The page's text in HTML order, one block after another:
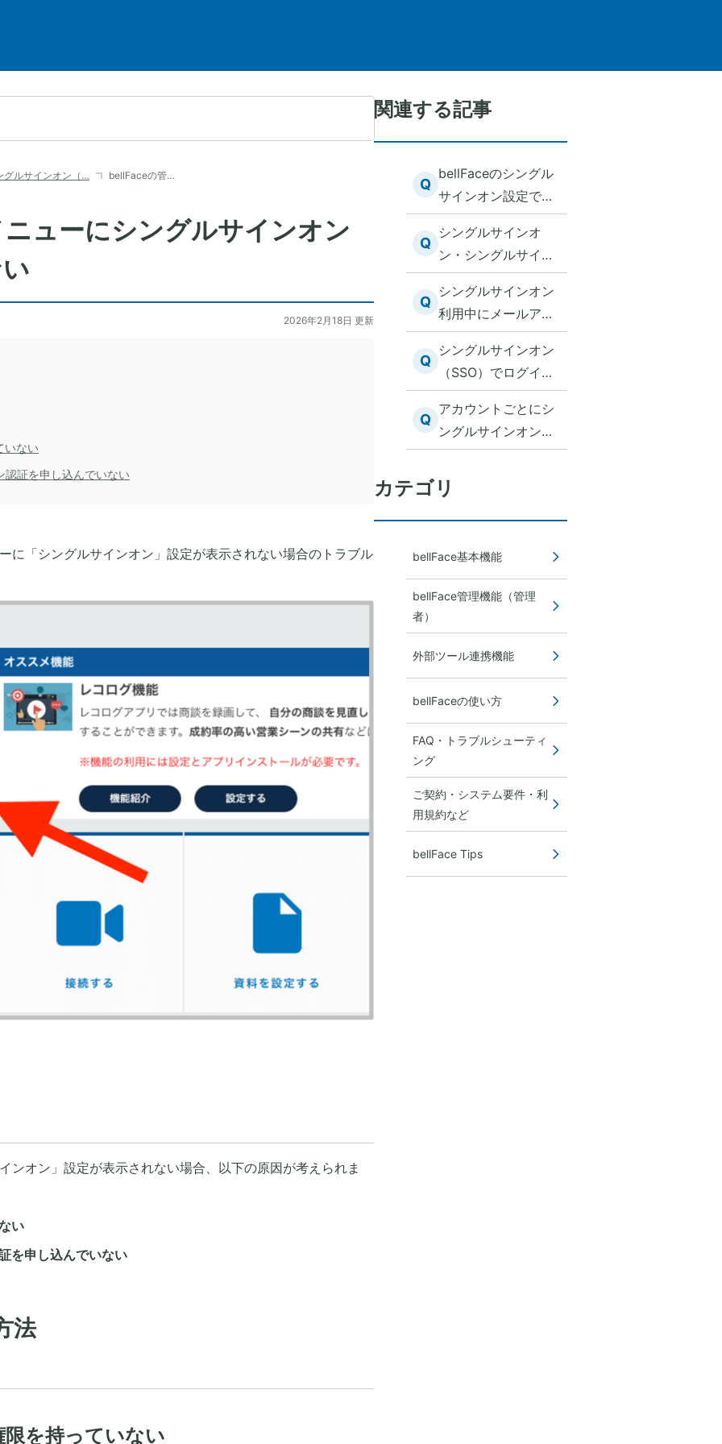
グルサインオン（… bellFaceの管…
ューにシングルサインオン
2026年2月18日 更新
ない
証を申し込んでいない
に「シングルサインオン」設定が表示されない場合のトラブル
ンオン」設定が表示されない場合、以下の原因が考えられま
い
を申し込んでいない
法
を持っていない
関連する記事
Q
bellFaceのシングル
サインオン設定で
「SAML認証のみ」
が選択できない
Q
シングルサインオ
ン・シングルサイン
アウトすると「お探
しのページが見つか
りません」と表示さ
れる
Q
シングルサインオン
利用中にメールアド
レスの変更があった
際の注意点／推奨対
処手順
Q
シングルサインオン
（SSO）でログイン
できない
Q
アカウントごとにシ
ングルサインオン設
定はできますか？
カテゴリ
bellFace基本機能
bellFace管理機能（管理
者）
外部ツール連携機能
bellFaceの使い方
FAQ・トラブルシューティ
ング
ご契約・システム要件・利
用規約など
bellFace Tips